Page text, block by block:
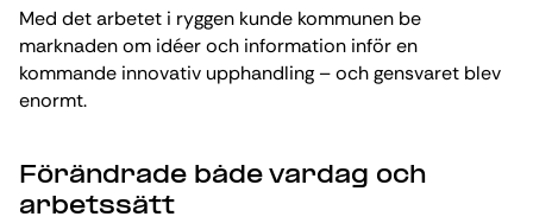
Med det arbetet i ryggen kunde kommunen be
marknaden om idéer och information inför en
kommande innovativ upphandling – och gensvaret blev
enormt.
Förändrade både vardag och
arbetssätt